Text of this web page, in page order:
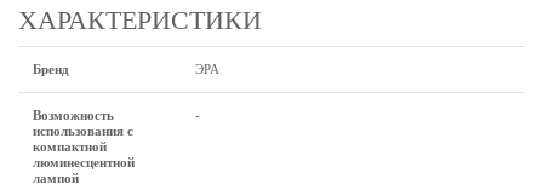
ХАРАКТЕРИСТИКИ
Бренд ЭРА
Возможность
использования с
компактной
люминесцентной
лампой
-